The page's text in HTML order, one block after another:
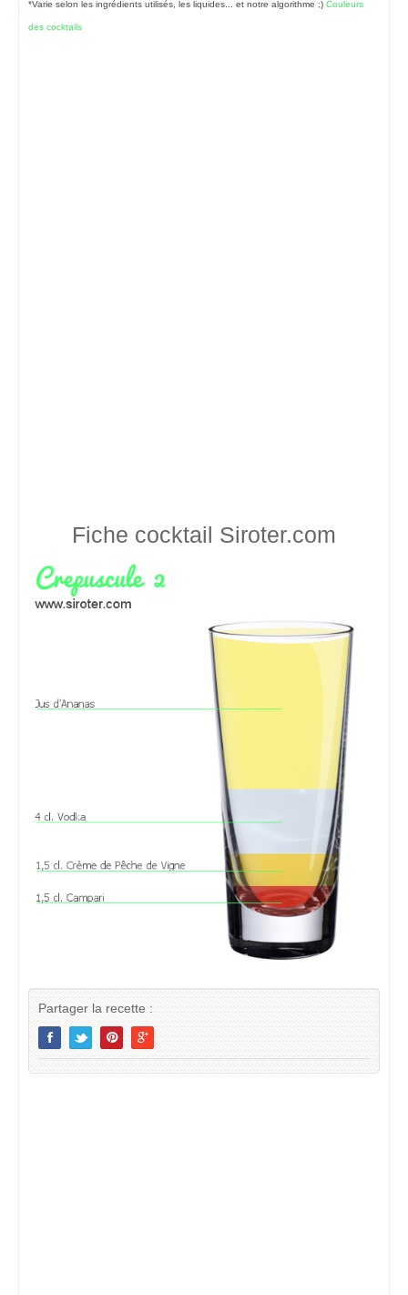
*Varie selon les ingrédients utilisés, les liquides... et notre algorithme ;) Couleurs
des cocktails
Fiche cocktail Siroter.com
Partager la recette :